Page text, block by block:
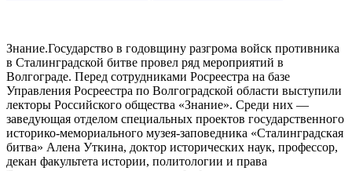
Знание.Государство в годовщину разгрома войск противника
в Сталинградской битве провел ряд мероприятий в
Волгограде. Перед сотрудниками Росреестра на базе
Управления Росреестра по Волгоградской области выступили
лекторы Российского общества «Знание». Среди них —
заведующая отделом специальных проектов государственного
историко-мемориального музея-заповедника «Сталинградская
битва» Алена Уткина, доктор исторических наук, профессор,
декан факультета истории, политологии и права